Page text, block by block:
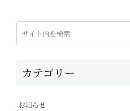
カテゴリー
お知らせ